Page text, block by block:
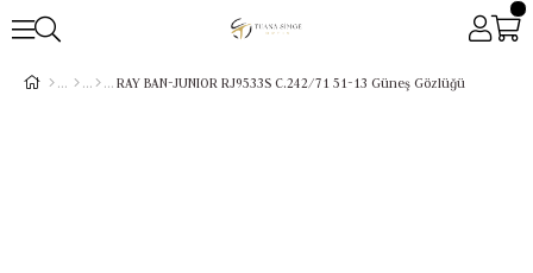
RAY BAN-JUNIOR RJ9533S C.242/71 51-13 Güneş Gözlüğü